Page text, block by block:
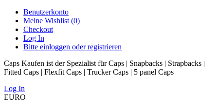
Benutzerkonto
Meine Wishlist (0)
Checkout
Log In
Bitte einloggen oder registrieren
Caps Kaufen ist der Spezialist für Caps | Snapbacks | Strapbacks |
Fitted Caps | Flexfit Caps | Trucker Caps | 5 panel Caps
Log In
EURO